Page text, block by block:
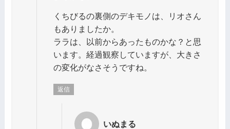
くちびるの裏側のデキモノは、リオさん
もありましたか。
ララは、以前からあったものかな？と思
います。経過観察していますが、大きさ
の変化がなさそうですね。
返信
いぬまる